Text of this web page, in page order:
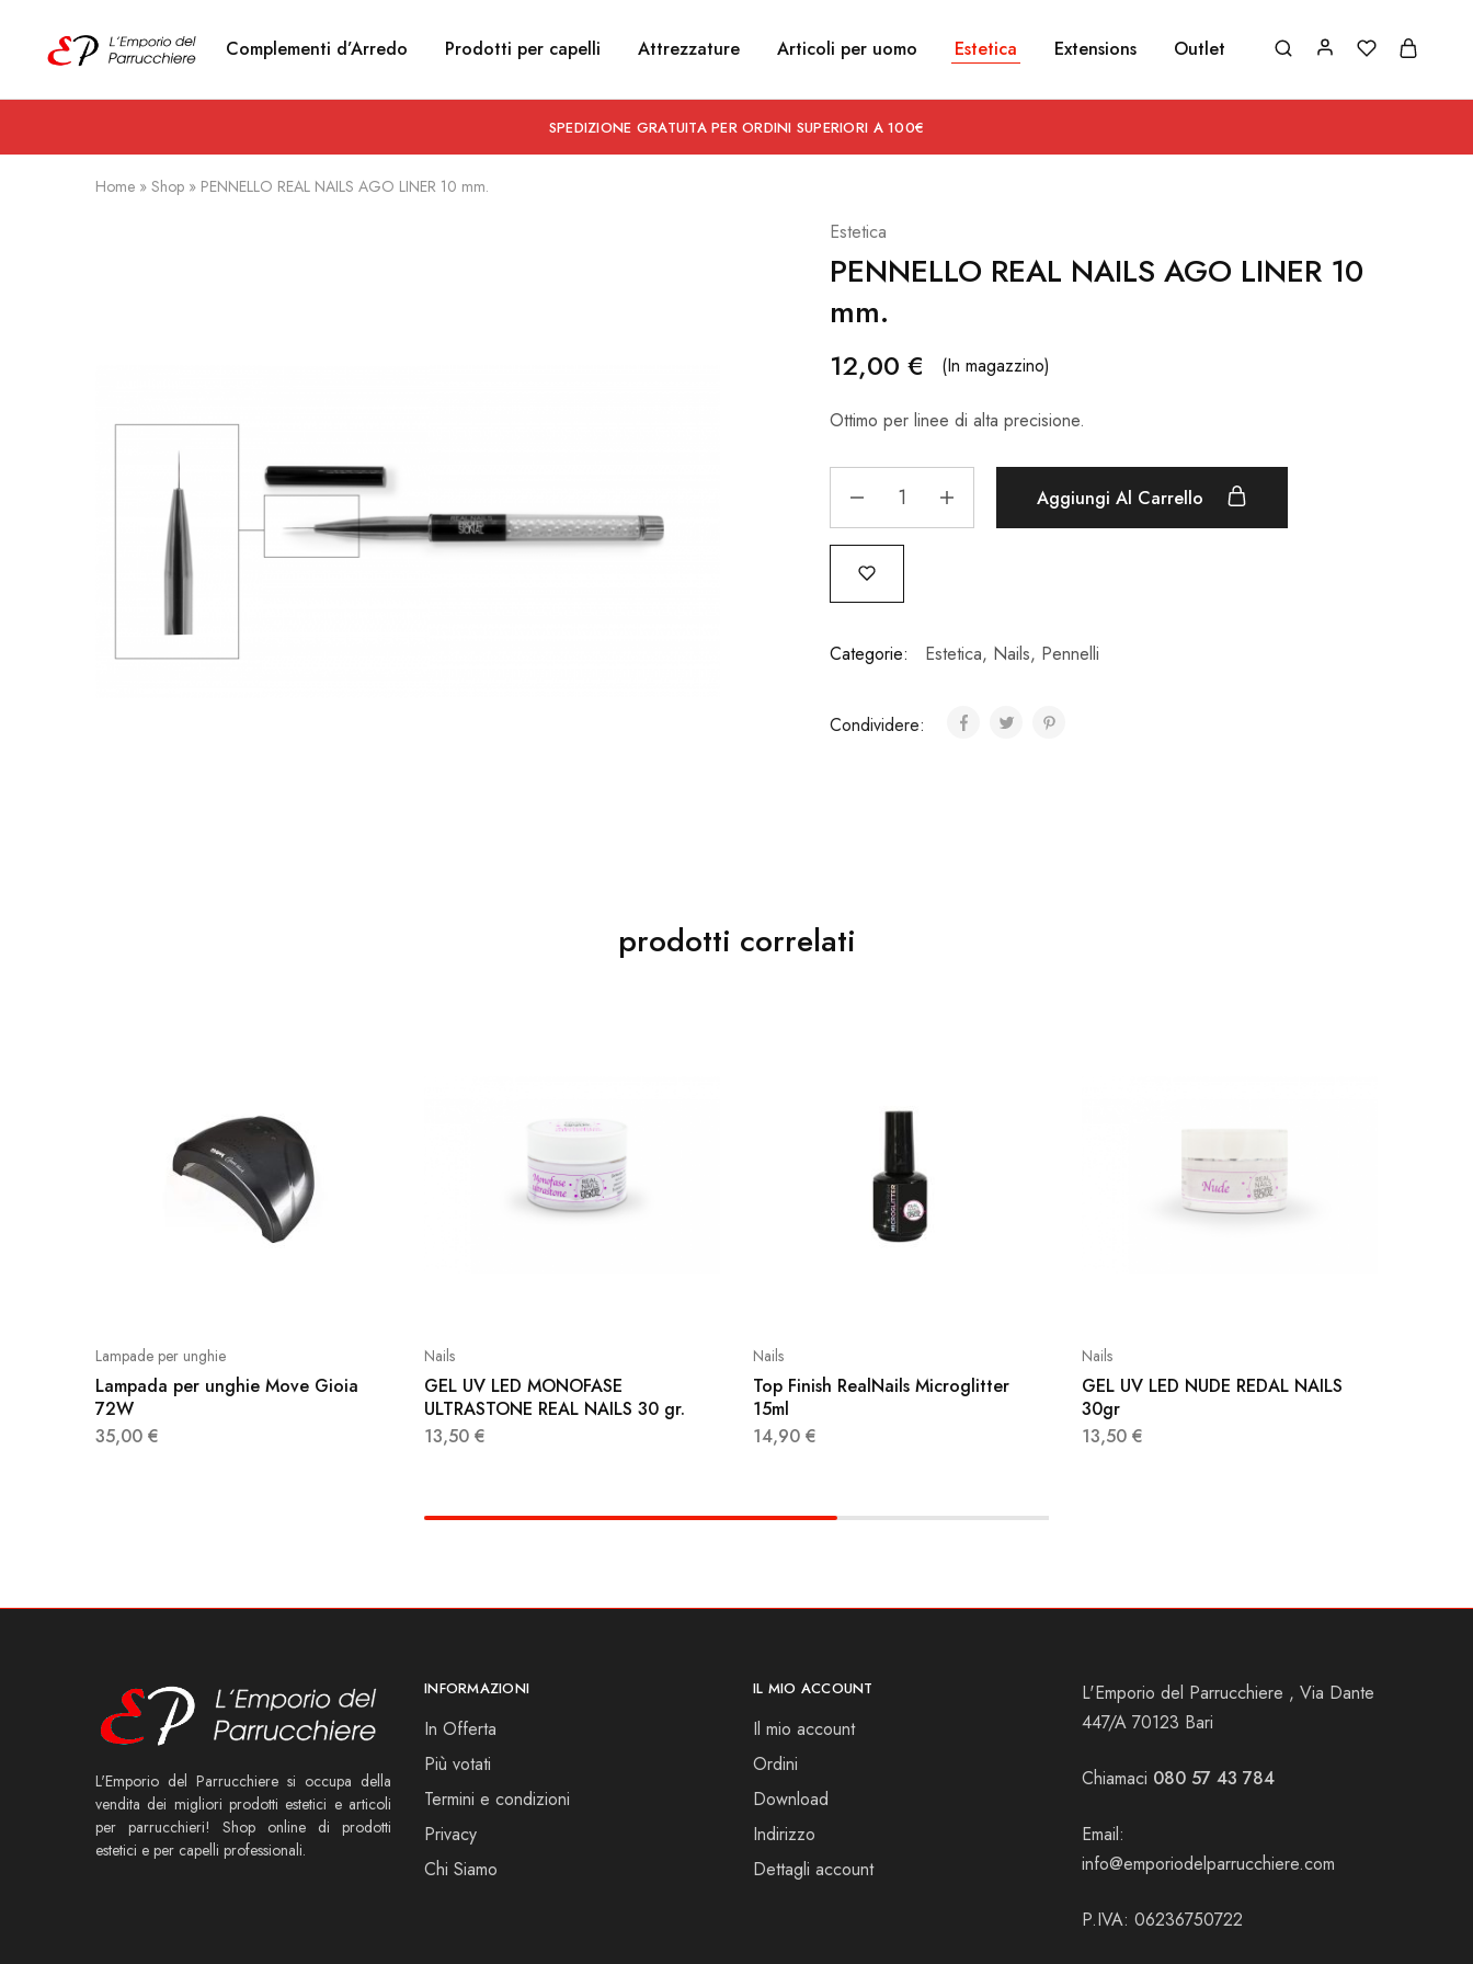
Emporio
del
Prodotti
estetici
Articoli
Complementi d’Arredo Prodotti per capelli Attrezzature Articoli per uomo Estetica Extensions Outlet
SPEDIZIONE GRATUITA PER ORDINI SUPERIORI A 100€
Home » Shop » PENNELLO REAL NAILS AGO LINER 10 mm.
Estetica
PENNELLO REAL NAILS AGO LINER 10
mm.
12,00 € (In magazzino)
Ottimo per linee di alta precisione.
Aggiungi Al Carrello
Categorie: Estetica, Nails, Pennelli
Condividere:
prodotti correlati
Lampade per unghie
Lampada per unghie Move Gioia
72W
35,00 €
Nails
GEL UV LED MONOFASE
ULTRASTONE REAL NAILS 30 gr.
13,50 €
Nails
Top Finish RealNails Microglitter
15ml
14,90 €
Nails
GEL UV LED NUDE REDAL NAILS
30gr
13,50 €
L'Emporio del Parrucchiere si occupa della
vendita dei migliori prodotti estetici e articoli
per parrucchieri! Shop online di prodotti
estetici e per capelli professionali.
INFORMAZIONI
In Offerta
Più votati
Termini e condizioni
Privacy
Chi Siamo
IL MIO ACCOUNT
Il mio account
Ordini
Download
Indirizzo
Dettagli account
L'Emporio del Parrucchiere , Via Dante
447/A 70123 Bari
Chiamaci 080 57 43 784
Email:
info@emporiodelparrucchiere.com
P.IVA: 06236750722